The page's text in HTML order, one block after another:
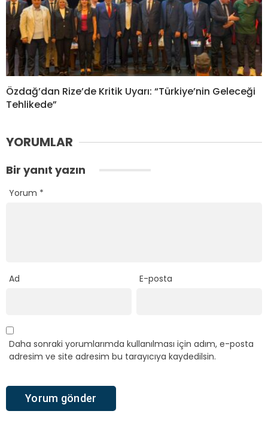
Özdağ’dan Rize’de Kritik Uyarı: “Türkiye’nin Geleceği
Tehlikede”
YORUMLAR
Bir yanıt yazın
Yorum *
Ad E-posta
Daha sonraki yorumlarımda kullanılması için adım, e-posta
adresim ve site adresim bu tarayıcıya kaydedilsin.